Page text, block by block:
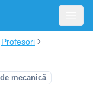
Profesori
mecanică